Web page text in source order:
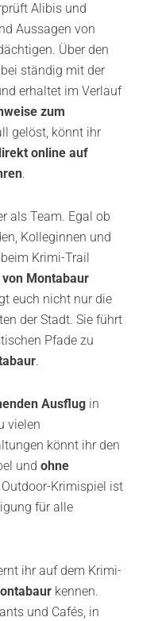
Alibis und
Aussagen von
Über den
ständig mit der
erhaltet im Verlauf
zum
gelöst, könnt ihr
online auf
.
als Team. Egal ob
Kolleginnen und
Krimi-Trail
Montabaur
euch nicht nur die
der Stadt. Sie führt
Pfade zu
.
Ausflug in
vielen
könnt ihr den
und ohne
Krimispiel ist
für alle
ihr auf dem Krimi-
kennen.
und Cafés, in